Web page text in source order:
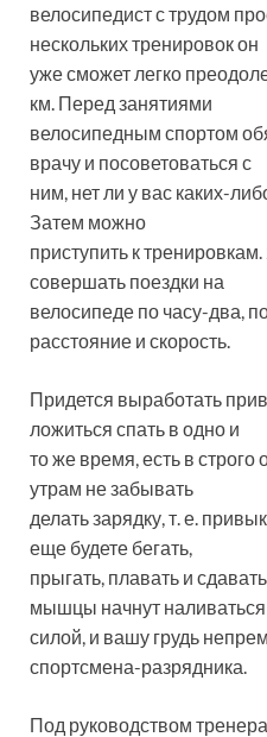
велосипедист с трудом
нескольких тренировок он
уже сможет легко
км. Перед занятиями
велосипедным спортом
врачу и посоветоваться с
ним, нет ли у вас каких-
Затем можно
приступить к
совершать поездки на
велосипеде по часу-два,
расстояние и скорость.
Придется выработать
ложиться спать в одно и
то же время, есть в
утрам не забывать
делать зарядку, т. е.
еще будете бегать,
прыгать, плавать и
мышцы начнут наливаться
силой, и вашу грудь
спортсмена-разрядника.
Под руководством